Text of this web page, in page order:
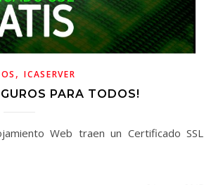
,ICASERVER
PARA TODOS!
Web traen un Certificado SSL